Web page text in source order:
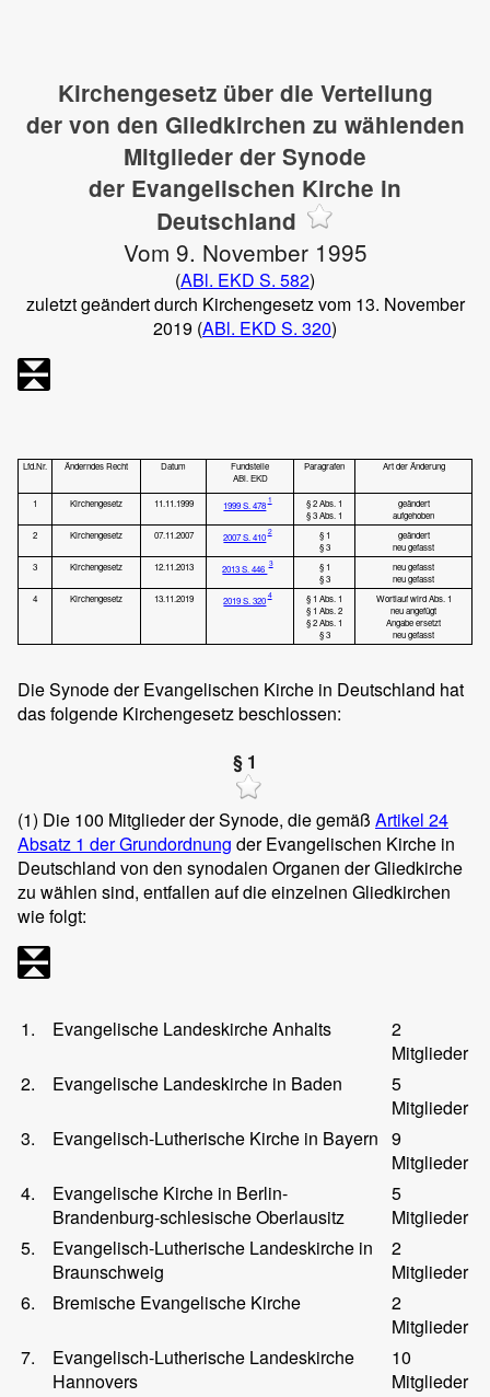
Kirchengesetz über die Verteilung
der von den Gliedkirchen zu wählenden
Mitglieder der Synode
der Evangelischen Kirche in
Deutschland
Vom 9. November 1995
(ABl. EKD S. 582)
zuletzt geändert durch Kirchengesetz vom 13. November
2019 (ABl. EKD S. 320)
Lfd.Nr. Änderndes Recht Datum
Fundstelle
ABl. EKD
Paragrafen Art der Änderung
1 Kirchengesetz 11.11.1999 1999 S. 478
1
§ 2 Abs. 1
§ 3 Abs. 1
geändert
aufgehoben
2
Kirchengesetz 07.11.2007 2007 S. 410
2
§ 1
§ 3
geändert
neu gefasst
3
Kirchengesetz 12.11.2013 2013 S. 446
3
§ 1
§ 3
neu gefasst
neu gefasst
4
Kirchengesetz 13.11.2019 2019 S. 320
4
§ 1 Abs. 1
§ 1 Abs. 2
§ 2 Abs. 1
§ 3
Wortlauf wird Abs. 1
neu angefügt
Angabe ersetzt
neu gefasst
Die Synode der Evangelischen Kirche in Deutschland hat
das folgende Kirchengesetz beschlossen:
§ 1
(1) Die 100 Mitglieder der Synode, die gemäß Artikel 24
Absatz 1 der Grundordnung der Evangelischen Kirche in
Deutschland von den synodalen Organen der Gliedkirche
zu wählen sind, entfallen auf die einzelnen Gliedkirchen
wie folgt:
1. Evangelische Landeskirche Anhalts
2
Mitglieder
2.
Evangelische Landeskirche in Baden
5
Mitglieder
3.
Evangelisch-Lutherische Kirche in Bayern 9
Mitglieder
4.
Evangelische Kirche in Berlin-
Brandenburg-schlesische Oberlausitz
5
Mitglieder
5.
Evangelisch-Lutherische Landeskirche in
Braunschweig
2
Mitglieder
6.
Bremische Evangelische Kirche
2
Mitglieder
7.
Evangelisch-Lutherische Landeskirche
Hannovers
10
Mitglieder